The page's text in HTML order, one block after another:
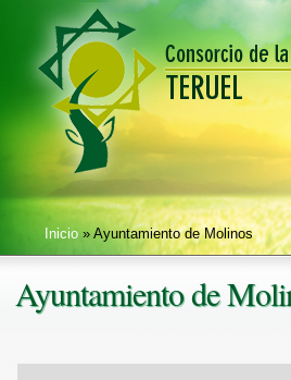
Ayuntamiento de
Inicio» Ayuntamiento de Molinos